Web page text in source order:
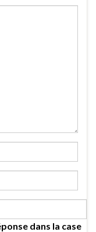
dans la case